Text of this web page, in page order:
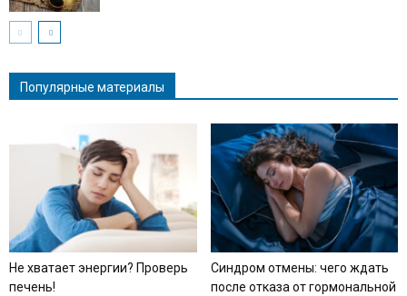
Популярные материалы
Не хватает энергии? Проверь
печень!
Синдром отмены: чего ждать
после отказа от гормональной